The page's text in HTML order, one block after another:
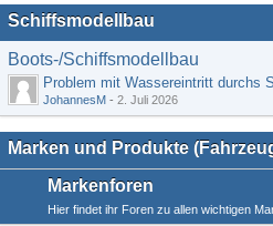
Schiffsmodellbau
Boots-/Schiffsmodellbau
Problem mit Wassereintritt durchs
JohannesM - 2. Juli 2026
Marken und Produkte
Markenforen
Hier findet ihr Foren zu allen wichtigen